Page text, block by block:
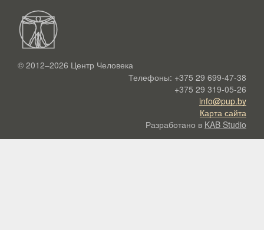
© 2012–2026 Центр Человека
Телефоны: +375 29 699-47-38
+375 29 319-05-26
info@pup.by
Карта сайта
Разработано в KAB Studio